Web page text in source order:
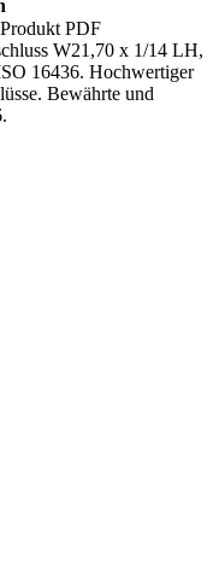
Produkt PDF
W21,70 x 1/14 LH,
16436. Hochwertiger
Bewährte und